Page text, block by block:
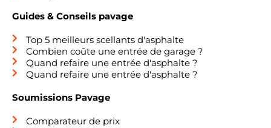
Guides & Conseils pavage
Top 5 meilleurs scellants d'asphalte
Combien coûte une entrée de garage ?
Quand refaire une entrée d'asphalte ?
Quand refaire une entrée d'asphalte ?
Soumissions Pavage
Comparateur de prix